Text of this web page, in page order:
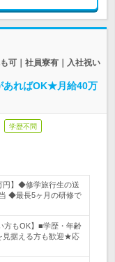
可｜社員寮有｜入社祝い
あればOK★月給40万
学歴不問
円】◆修学旅行生の送
◆最長5ヶ月の研修で
方もOK】■学歴・年齢
見据える方も歓迎★応